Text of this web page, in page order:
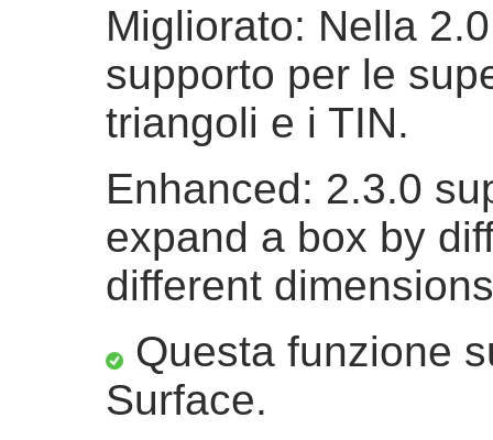
Migliorato: Nella
supporto per le
triangoli e i TIN.
Enhanced: 2.3.0
expand a box by
different
Questa funzione
Surface.